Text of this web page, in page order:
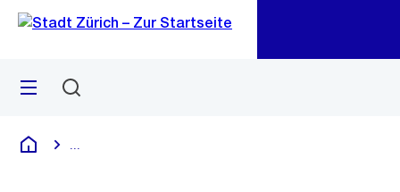
Navigation
Sprunglink
Menü
Deutsch